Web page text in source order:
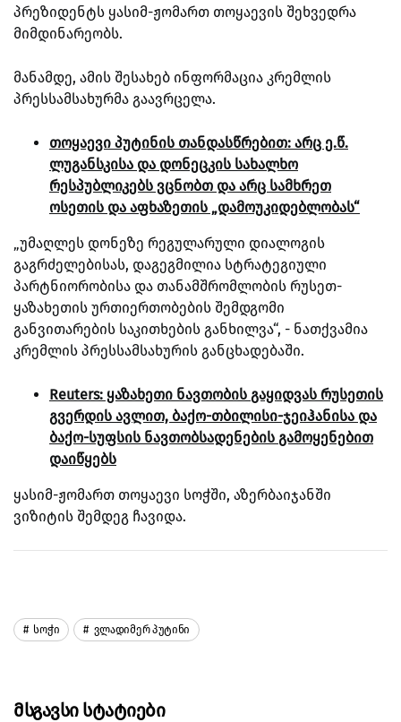
პრეზიდენტს ყასიმ-ჟომართ თოყაევის შეხვედრა
მიმდინარეობს.
მანამდე, ამის შესახებ ინფორმაცია კრემლის
პრესსამსახურმა გაავრცელა.
თოყაევი პუტინის თანდასწრებით: არც ე.წ.
ლუგანსკისა და დონეცკის სახალხო
რესპუბლიკებს ვცნობთ და არც სამხრეთ
ოსეთის და აფხაზეთის „დამოუკიდებლობას“
„უმაღლეს დონეზე რეგულარული დიალოგის
გაგრძელებისას, დაგეგმილია სტრატეგიული
პარტნიორობისა და თანამშრომლობის რუსეთ-
ყაზახეთის ურთიერთობების შემდგომი
განვითარების საკითხების განხილვა“, - ნათქვამია
კრემლის პრესსამსახურის განცხადებაში.
Reuters: ყაზახეთი ნავთობის გაყიდვას რუსეთის
გვერდის ავლით, ბაქო-თბილისი-ჯეიჰანისა და
ბაქო-სუფსის ნავთობსადენების გამოყენებით
დაიწყებს
ყასიმ-ჟომართ თოყაევი სოჭში, აზერბაიჯანში
ვიზიტის შემდეგ ჩავიდა.
Სოჭი Ვლადიმერ Პუტინი
Მსგავსი Სტატიები